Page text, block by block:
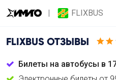
FLIXBUS
FLIXBUS ОТЗЫВЫ
Билеты на автобусы в